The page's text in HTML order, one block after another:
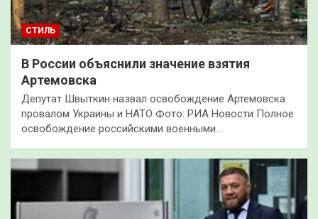
СТИЛЬ
В России объяснили значение взятия
Артемовска
Депутат Швыткин назвал освобождение Артемовска
провалом Украины и НАТО Фото: РИА Новости Полное
освобождение российскими военными…